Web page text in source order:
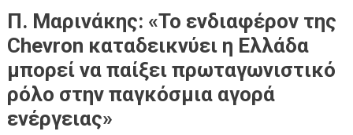
Π. Μαρινάκης: «Το ενδιαφέρον της
Chevron καταδεικνύει η Ελλάδα
μπορεί να παίξει πρωταγωνιστικό
ρόλο στην παγκόσμια αγορά
ενέργειας»